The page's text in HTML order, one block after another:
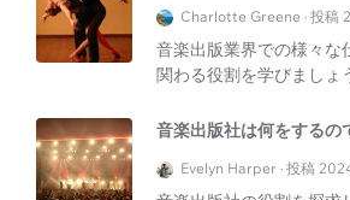
Charlotte Greene · 投稿
音楽出版業界での様々な
関わる役割を学びましょ
音楽出版社は何をするの
Evelyn Harper · 投稿